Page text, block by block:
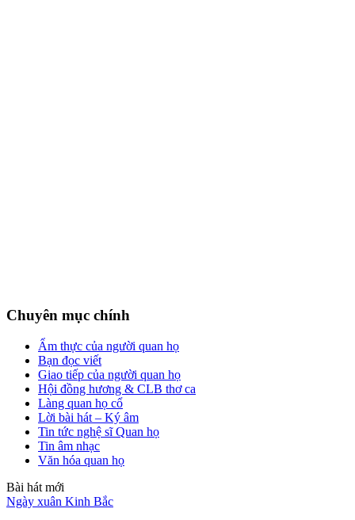
Chuyên mục chính
Ẩm thực của người quan họ
Bạn đọc viết
Giao tiếp của người quan họ
Hội đồng hương & CLB thơ ca
Làng quan họ cổ
Lời bài hát – Ký âm
Tin tức nghệ sĩ Quan họ
Tin âm nhạc
Văn hóa quan họ
Bài hát mới
Ngày xuân Kinh Bắc